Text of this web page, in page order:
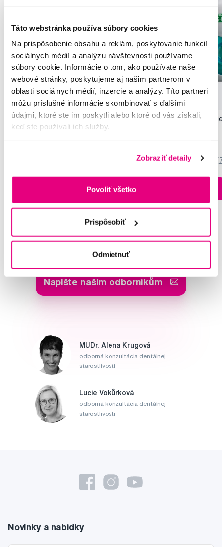
Táto webstránka používa súbory cookies
Na prispôsobenie obsahu a reklám, poskytovanie funkcií
sociálnych médií a analýzu návštevnosti používame
súbory cookie. Informácie o tom, ako používate naše
webové stránky, poskytujeme aj našim partnerom v
oblasti sociálnych médií, inzercie a analýzy. Títo partneri
môžu príslušné informácie skombinovať s ďalšími
údajmi, ktoré ste im poskytli alebo ktoré od vás získali,
keď ste používali ich služby.
Zobraziť detaily
Povoliť všetko
Prispôsobiť
Odmietnuť
Novinka
GUM OriginalWhite zubná pasta s beliacim
účinkom, 75 ml
9,05 €
Ihneď v3 prodejnách
GUM OriginalWhite
5,55 €
5,0
Potřebujete poradit?
Napište našim odborníkům
MUDr. Alena Krugová
odborná konzultácia dentálnej
starostlivosti
Lucie Vokůrková
odborná konzultácia dentálnej
starostlivosti
Novinky a nabídky